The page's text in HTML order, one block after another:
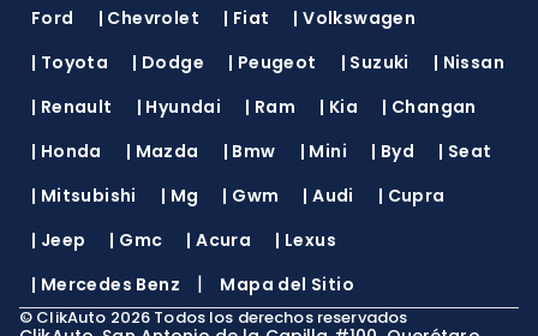
Ford
| Chevrolet | Fiat |Volkswagen
| Toyota | Dodge | Peugeot | Suzuki | Nissan
| Renault | Hyundai | Ram | Kia | Changan
| Honda | Mazda | Bmw | Mini | Byd | Seat
| Mitsubishi | Mg | Gwm |Audi | Cupra
| Jeep | Gmc |Acura | Lexus
| Mercedes Benz | Mapa del Sitio
© ClikAuto 2026 Todos los derechos reservados